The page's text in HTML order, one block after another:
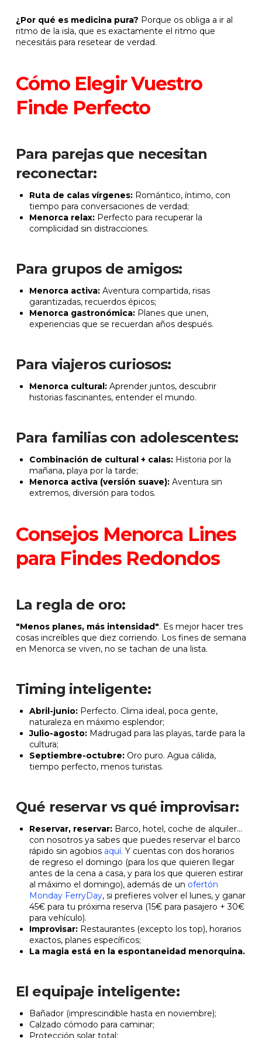
¿Por qué es medicina pura? Porque os obliga a ir al
ritmo de la isla, que es exactamente el ritmo que
necesitáis para resetear de verdad.
Cómo Elegir Vuestro
Finde Perfecto
Para parejas que necesitan
reconectar:
Ruta de calas vírgenes: Romántico, íntimo, con
tiempo para conversaciones de verdad;
Menorca relax: Perfecto para recuperar la
complicidad sin distracciones.
Para grupos de amigos:
Menorca activa: Aventura compartida, risas
garantizadas, recuerdos épicos;
Menorca gastronómica: Planes que unen,
experiencias que se recuerdan años después.
Para viajeros curiosos:
Menorca cultural: Aprender juntos, descubrir
historias fascinantes, entender el mundo.
Para familias con adolescentes:
Combinación de cultural + calas: Historia por la
mañana, playa por la tarde;
Menorca activa (versión suave): Aventura sin
extremos, diversión para todos.
Consejos Menorca Lines
para Findes Redondos
La regla de oro:
"Menos planes, más intensidad". Es mejor hacer tres
cosas increíbles que diez corriendo. Los fines de semana
en Menorca se viven, no se tachan de una lista.
Timing inteligente:
Abril-junio: Perfecto. Clima ideal, poca gente,
naturaleza en máximo esplendor;
Julio-agosto: Madrugad para las playas, tarde para la
cultura;
Septiembre-octubre: Oro puro. Agua cálida,
tiempo perfecto, menos turistas.
Qué reservar vs qué improvisar:
Reservar, reservar: Barco, hotel, coche de alquiler...
con nosotros ya sabes que puedes reservar el barco
rápido sin agobios aquí. Y cuentas con dos horarios
de regreso el domingo (para los que quieren llegar
antes de la cena a casa, y para los que quieren estirar
al máximo el domingo), además de un ofertón
Monday FerryDay, si prefieres volver el lunes, y ganar
45€ para tu próxima reserva (15€ para pasajero + 30€
para vehículo).
Improvisar: Restaurantes (excepto los top), horarios
exactos, planes específicos;
La magia está en la espontaneidad menorquina.
El equipaje inteligente:
Bañador (imprescindible hasta en noviembre);
Calzado cómodo para caminar;
Protección solar total;